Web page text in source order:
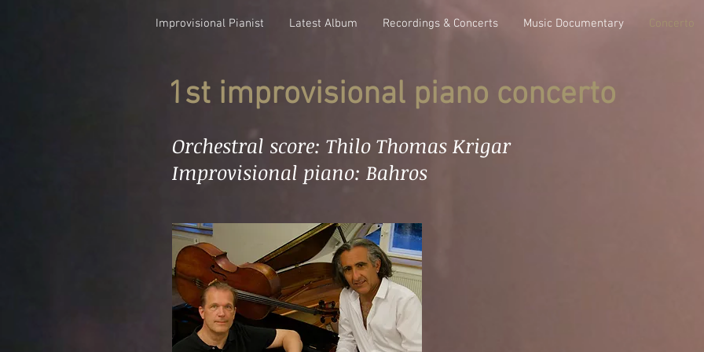
Improvisional Pianist Latest Album Recordings & Concerts Music Documentary Concerto
1st improvisional piano concerto
Orchestral score: Thilo Thomas Krigar
Improvisional piano: Bahros